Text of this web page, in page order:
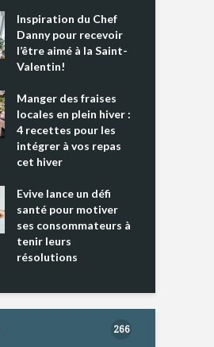
Inspiration du Chef
Danny pour recevoir
l’être aimé à la Saint-
Valentin!
Manger des fraises
locales en plein hiver :
4 recettes pour les
intégrer à vos repas
cet hiver
Evive lance un défi
santé pour motiver
ses consommateurs à
tenir leurs
résolutions
266